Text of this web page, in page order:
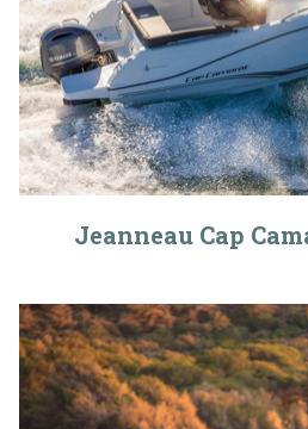
Jeanneau Cap